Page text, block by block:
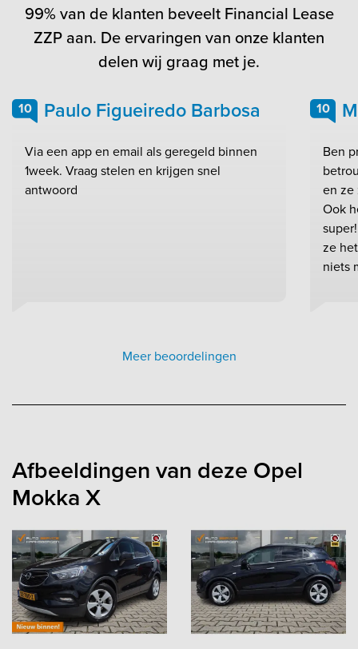
99% van de klanten beveelt Financial Lease
ZZP aan. De ervaringen van onze klanten
delen wij graag met je.
10 Paulo Figueiredo Barbosa
Via een app en email als geregeld binnen
1week. Vraag stelen en krijgen snel
antwoord
10
Ben
en ze
Ook
ze
niets
Meer beoordelingen
Afbeeldingen van deze Opel
Mokka X